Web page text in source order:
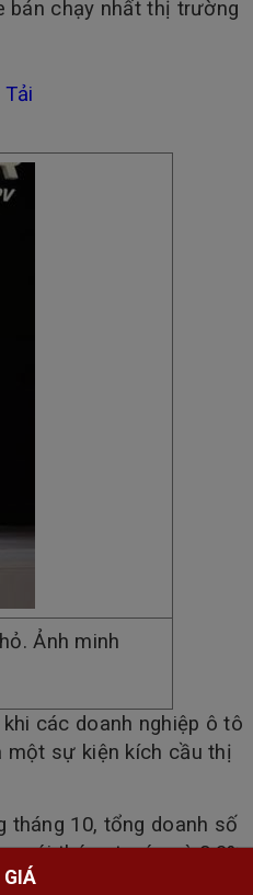
bán chạy nhất thị trường
Ảnh minh
các doanh nghiệp ô tô
một sự kiện kích cầu thị
tháng 10, tổng doanh số
với tháng trước và 0,3%
TC Motor bán ra tổng số
GIÁ